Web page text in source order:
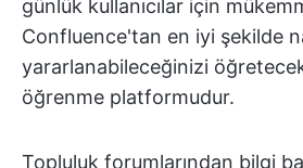
günlük kullanıcılar için
Confluence'tan en iyi şekilde
yararlanabileceğinizi
öğrenme platformudur.
Topluluk forumlarından bilgi